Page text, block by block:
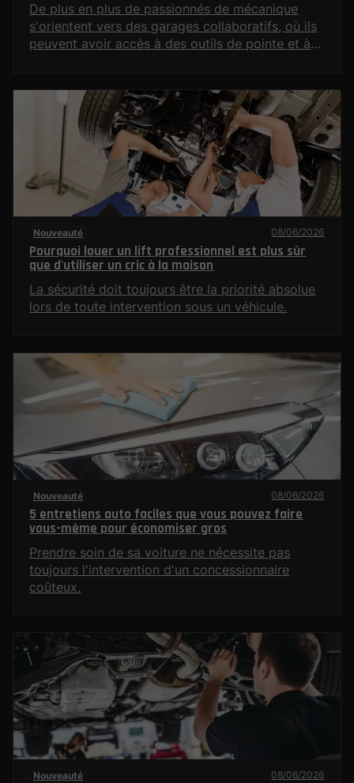
De plus en plus de passionnés de mécanique
s'orientent vers des garages collaboratifs, où ils
peuvent avoir accès à des outils de pointe et à
multitude d'avantages, allant de l'utilisation
d'équipements modernes à la présence de
techniciens pour guider les utilisateurs. Cet
article explore les différentes dimensions de ces
garages, mettant en lumière leur fonctionnement
et les bénéfices qu'ils apportent.
Nouveauté 08/06/2026
Pourquoi louer un lift professionnel est plus sûr
que d'utiliser un cric à la maison
La sécurité doit toujours être la priorité absolue
lors de toute intervention sous un véhicule.
Nouveauté 08/06/2026
5 entretiens auto faciles que vous pouvez faire
vous-même pour économiser gros
Prendre soin de sa voiture ne nécessite pas
toujours l'intervention d'un concessionnaire
coûteux.
Nouveauté 08/06/2026